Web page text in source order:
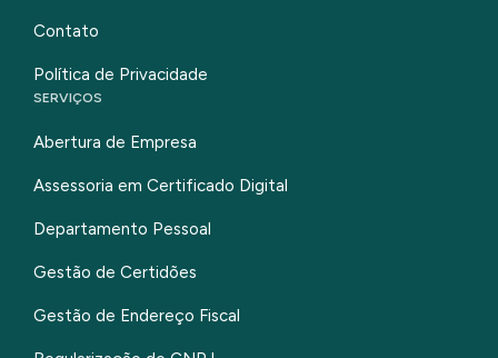
Contato
Política de Privacidade
SERVIÇOS
Abertura de Empresa
Assessoria em Certificado Digital
Departamento Pessoal
Gestão de Certidões
Gestão de Endereço Fiscal